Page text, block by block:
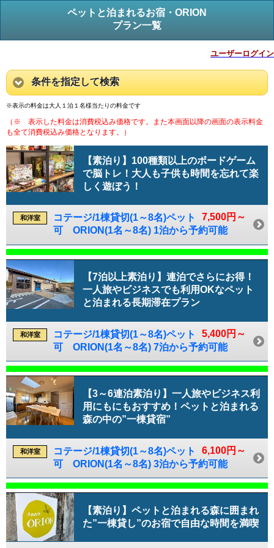
ペットと泊まれるお宿・ORION
プラン一覧
ユーザーログイン
条件を指定して検索
※表示の料金は大人１泊１名様当たりの料金です
（※ 表示した料金は消費税込み価格です。また本画面以降の画面の表示料金
も全て消費税込み価格となります。）
【素泊り】100種類以上のボードゲーム
で脳トレ！大人も子供も時間を忘れて楽
しく遊ぼう！
7,500円～
和洋室
コテージ/1棟貸切(1～8名)ペット
可 ORION(1名～8名) 1泊から予約可能
【7泊以上素泊り】連泊でさらにお得！
一人旅やビジネスでも利用OKなペット
と泊まれる長期滞在プラン
5,400円～
和洋室
コテージ/1棟貸切(1～8名)ペット
可 ORION(1名～8名) 7泊から予約可能
【3～6連泊素泊り】一人旅やビジネス利
用にもにもおすすめ！ペットと泊まれる
森の中の”一棟貸宿”
6,100円～
和洋室
コテージ/1棟貸切(1～8名)ペット
可 ORION(1名～8名) 3泊から予約可能
【素泊り】ペットと泊まれる森に囲まれ
た”一棟貸し”のお宿で自由な時間を満喫